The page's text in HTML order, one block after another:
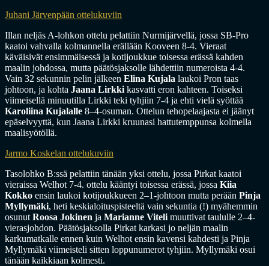
Juhani Järvenpään ottelukuviin
Illan neljäs A-lohkon ottelu pelattiin Nurmijärvellä, jossa SB-Pro
kaatoi vahvalla kolmannella erällään Kooveen 8-4. Vieraat
käväisivät ensimmäisessä ja kotijoukkue toisessa erässä kahden
maalin johdossa, mutta päätösjaksolle lähdettiin numeroista 4-4.
Vain 32 sekunnin pelin jälkeen Elina Kujala laukoi Pron taas
johtoon, ja kohta Jaana Lirkki kasvatti eron kahteen. Toiseksi
viimeisellä minuutilla Lirkki teki tyhjiin 7-4 ja ehti vielä syöttää
Karoliina Kujalalle 8–4-osuman. Ottelun tehopelaajasta ei jäänyt
epäselvyyttä, kun Jaana Lirkki kruunasi hattutemppunsa kolmella
maalisyötöllä.
Jarmo Koskelan ottelukuviin
Tasolohko B:ssä pelattiin tänään yksi ottelu, jossa Pirkat kaatoi
vieraissa Welhot 7-4. ottelu kääntyi toisessa erässä, jossa Kiia
Kokko ensin laukoi kotijoukkueen 2–1-johtoon mutta perään Pinja
Myllymäki, heti keskialoituspisteeltä vain sekuntia (!) myähemmin
osunut Roosa Jokinen ja Marianne Viteli muuttivat taululle 2–4-
vierasjohdon. Päätösjaksolla Pirkat karkasi jo neljän maalin
karkumatkalle ennen kuin Welhot ensin kavensi kahdesti ja Pinja
Myllymäki viimeisteli sitten loppunumerot tyhjiin. Myllymäki osui
tänään kaikkiaan kolmesti.